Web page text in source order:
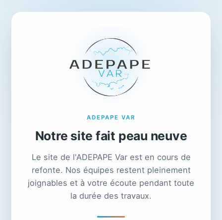
ADEPAPE VAR
Notre site fait peau neuve
Le site de l'ADEPAPE Var est en cours de
refonte. Nos équipes restent pleinement
joignables et à votre écoute pendant toute
la durée des travaux.